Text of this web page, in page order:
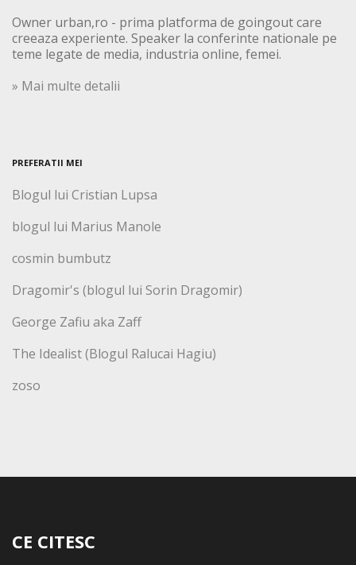
Owner urban,ro - prima platforma de goingout care
creeaza experiente. Speaker la conferinte nationale pe
teme legate de media, industria online, femei.
» Mai multe detalii
PREFERATII MEI
Blogul lui Cristian Lupsa
blogul lui Marius Manole
cosmin bumbutz
Dragomir's (blogul lui Sorin Dragomir)
George Zafiu aka Zaff
The Idealist (Blogul Ralucai Hagiu)
zoso
CE CITESC